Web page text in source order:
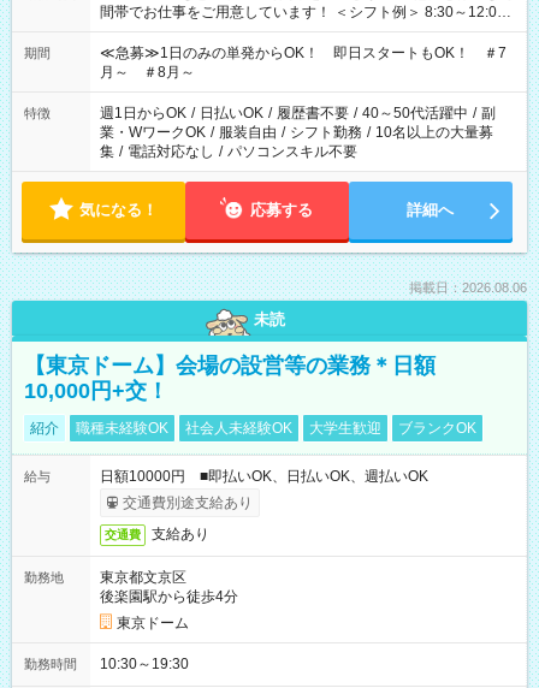
間帯でお仕事をご用意しています！ ＜シフト例＞ 8:30～12:00
17:00～22:00 13:00～22:00 22:00～翌6:00 など
期間
≪急募≫1日のみの単発からOK！ 即日スタートもOK！ ＃7
月～ ＃8月～
特徴 週1日からOK / 日払いOK / 履歴書不要 / 40～50代活躍中 / 副
業・WワークOK / 服装自由 / シフト勤務 / 10名以上の大量募
集 / 電話対応なし / パソコンスキル不要
気になる！ 応募する 詳細へ
掲載日：2026.08.06
未読
【東京ドーム】会場の設営等の業務＊日額
10,000円+交！
紹介 職種未経験OK 社会人未経験OK 大学生歓迎 ブランクOK
給与
日額10000円 ■即払いOK、日払いOK、週払いOK
交通費別途支給あり
交通費 支給あり
勤務地
東京都文京区
後楽園駅から徒歩4分
東京ドーム
勤務時間 10:30～19:30